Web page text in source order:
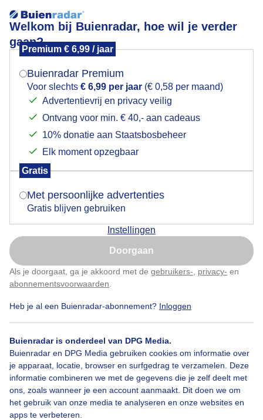
Welkom bij Buienradar, hoe wil je verder
gaan?
Premium € 6,99 / jaar
Buienradar Premium
Voor slechts € 6,99 per jaar (€ 0,58 per maand)
Advertentievrij en privacy veilig
Ontvang voor min. € 40,- aan cadeaus
10% donatie aan Staatsbosbeheer
Elk moment opzegbaar
Gratis
Met persoonlijke advertenties
Gratis blijven gebruiken
Instellingen
Doorgaan
Als je doorgaat, ga je akkoord met de gebruikers- privacy- en
abonnementsvoorwaarden
Heb je al een Buienradar-abonnement? Inloggen
Buienradar is onderdeel van DPG Media.
Buienradar en DPG Media gebruiken cookies om informatie over
je apparaat, locatie, browser en surfgedrag te verzamelen. Deze
informatie combineren we met de gegevens die je zelf deelt met
ons, zoals wanneer je een account aanmaakt. Dit doen we om
het gebruik van onze media te analyseren en onze websites en
apps te verbeteren.
Mooie zonneharpen door het bladerdek.
Door: Ed van Pelt. Gemaakt: 05-10-2025, 846x bekeken
Herfst Zon Zonsopkomst
Bekijk slideshow
Mogen we je locatie gebruiken voor het
Indien je hier nog geen akkoord op hebt gegeven,
verschijnt er zo een pop-up uit je browser waarin
Is goed, toon de popup
Nu niet, misschien later
Klik hierom dit aan te passen